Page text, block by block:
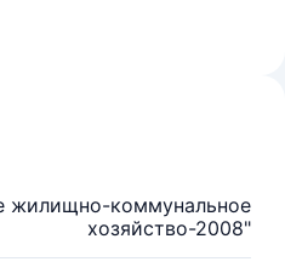
жилищно-коммунальное
хозяйство-2008"